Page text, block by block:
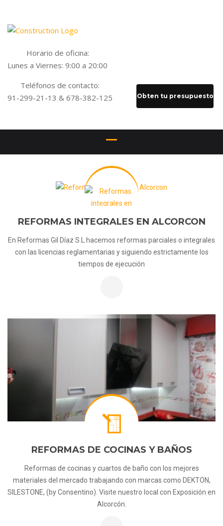
Horario de oficina:
Lunes a Viernes: 9:00 a 20:00
Teléfonos de contacto:
91-299-21-13 & 678-382-125
Obten tu presupuesto
REFORMAS INTEGRALES EN ALCORCON
En Reformas Gil Díaz S.L hacemos reformas parciales o integrales
con las licencias reglamentarias y siguiendo estrictamente los
tiempos de ejecución
REFORMAS DE COCINAS Y BAÑOS
Reformas de cocinas y cuartos de baño con los mejores
materiales del mercado trabajando con marcas como DEKTON,
SILESTONE, (by Consentino). Visite nuestro local con Exposición en
Alcorcón.